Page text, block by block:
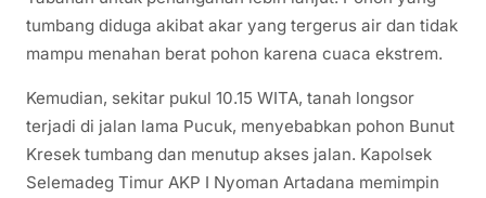
tumbang diduga akibat akar yang tergerus air dan tidak
mampu menahan berat pohon karena cuaca ekstrem.
Kemudian, sekitar pukul 10.15 WITA, tanah longsor
terjadi di jalan lama Pucuk, menyebabkan pohon Bunut
Kresek tumbang dan menutup akses jalan. Kapolsek
Selemadeg Timur AKP I Nyoman Artadana memimpin